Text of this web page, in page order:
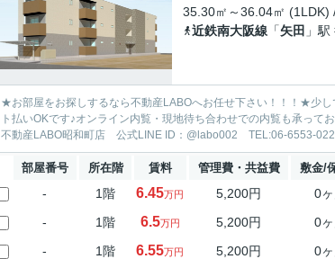
35.30㎡～36.04㎡ (1LDK)
近鉄南大阪線 「矢田 」
★お部屋をお探しするなら不動産LABOへお任せ下さい！！！★少
ト払いOKです♪オンライン内覧・現地待ち合わせでの内覧も承っ
不動産LABO昭和町店 公式LINE ID：@labo002 TEL:06-6553-
部屋番号 所在階 賃料 管理費・共益費 敷金/
- 1階 6.45万円 5,200円 0ヶ
- 1階 6.5万円 5,200円 0ヶ
- 1階 6.55万円 5,200円 0ヶ